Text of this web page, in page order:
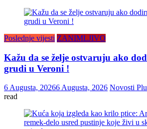
Poslednje vijesti ZANIMLJIVO
Kažu da se želje ostvaruju ako
grudi u Veroni !
6 Augusta, 20266 Augusta, 2026 Novosti
read